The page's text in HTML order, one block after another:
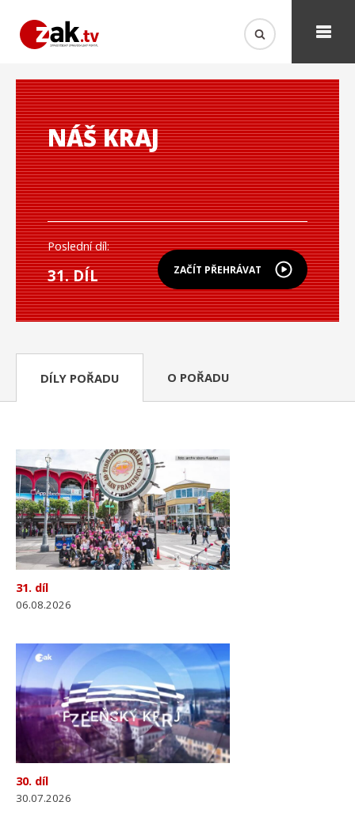
NÁŠ KRAJ
ZAČÍT PŘEHRÁVAT
Poslední díl:
31. DÍL
DÍLY POŘADU O POŘADU
31. díl
06.08.2026
30. díl
30.07.2026